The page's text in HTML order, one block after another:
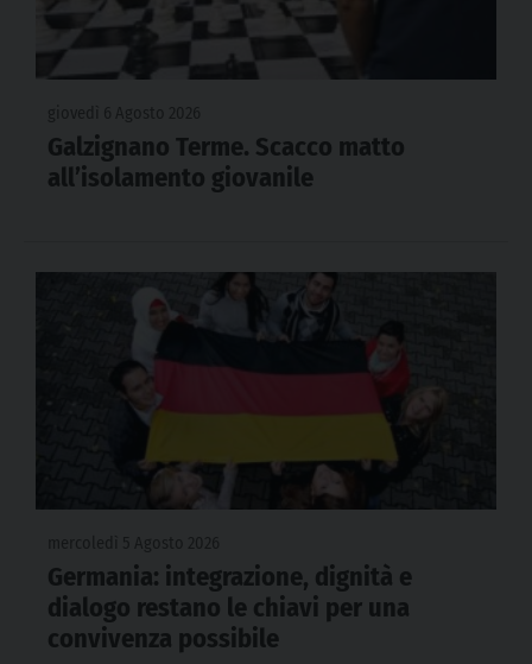
Galzignano Terme. Scacco matto
all’isolamento giovanile
Germania: integrazione, dignità e
dialogo restano le chiavi per una
convivenza possibile